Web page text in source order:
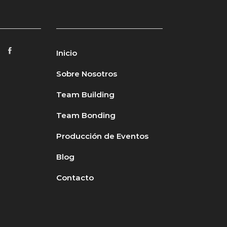
Inicio
Sobre Nosotros
Team Building
Team Bonding
Producción de Eventos
Blog
Contacto